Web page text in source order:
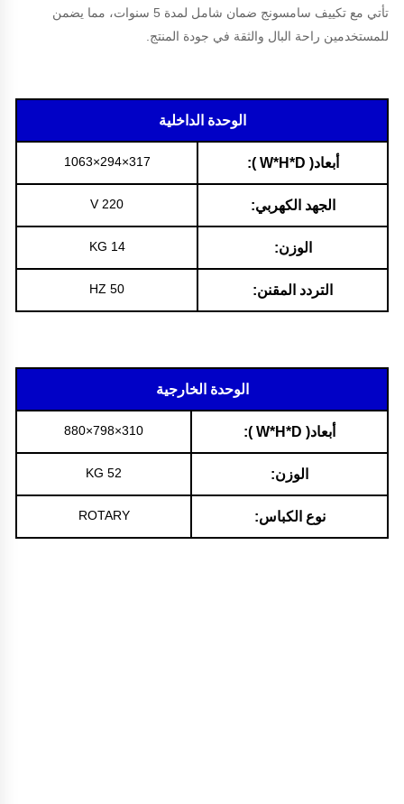
تأتي مع تكييف سامسونج ضمان شامل لمدة 5 سنوات، مما يضمن
للمستخدمين راحة البال والثقة في جودة المنتج.
الوحدة الداخلية
أبعاد( W*H*D ): 317×294×1063
الجهد الكهربي: V 220
الوزن: 14 KG
التردد المقنن: 50 HZ
الوحدة الخارجية
أبعاد( W*H*D ): 310×798×880
الوزن: 52 KG
نوع الكباس: ROTARY